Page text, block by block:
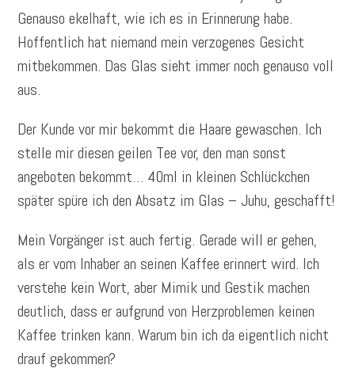
Genauso ekelhaft, wie ich es in Erinnerung habe.
Hoffentlich hat niemand mein verzogenes Gesicht
mitbekommen. Das Glas sieht immer noch genauso voll
aus.
Der Kunde vor mir bekommt die Haare gewaschen. Ich
stelle mir diesen geilen Tee vor, den man sonst
angeboten bekommt… 40ml in kleinen Schlückchen
später spüre ich den Absatz im Glas – Juhu, geschafft!
Mein Vorgänger ist auch fertig. Gerade will er gehen,
als er vom Inhaber an seinen Kaffee erinnert wird. Ich
verstehe kein Wort, aber Mimik und Gestik machen
deutlich, dass er aufgrund von Herzproblemen keinen
Kaffee trinken kann. Warum bin ich da eigentlich nicht
drauf gekommen?